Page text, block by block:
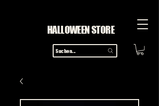
HALLOWEEN STORE
Suchen...